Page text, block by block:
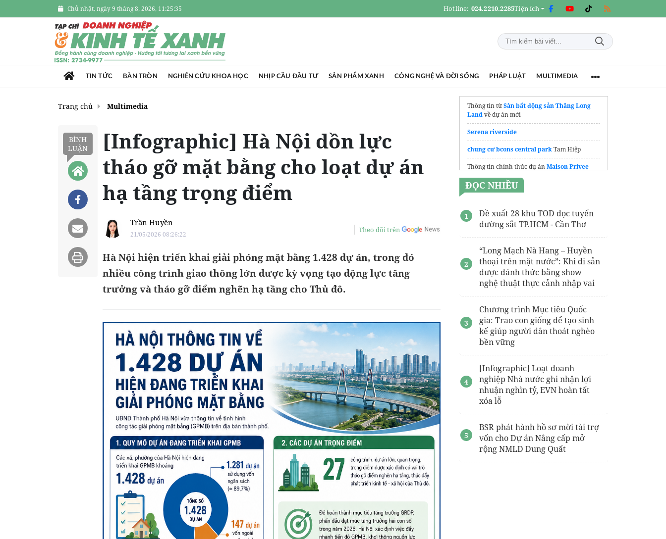
Chủ nhật, ngày 9 tháng 8, 2026, 11:25:37 Hotline: 024.2210.2285Tiện ích
TIN TỨC BÀN TRÒN NGHIÊN CỨU KHOA HỌC NHỊP CẦU ĐẦU TƯ SẢN PHẨM XANH CÔNG NGHỆ VÀ ĐỜI SỐNG PHÁP LUẬT MULTIMEDIA
Trang chủ Multimedia
BÌNH
LUẬN
[Infographic] Hà Nội dồn lực
tháo gỡ mặt bằng cho loạt dự án
hạ tầng trọng điểm
Trần Huyền
21/05/2026 08:26:22
Theo dõi trên
Hà Nội hiện triển khai giải phóng mặt bằng 1.428 dự án, trong đó
nhiều công trình giao thông lớn được kỳ vọng tạo động lực tăng
trưởng và tháo gỡ điểm nghẽn hạ tầng cho Thủ đô.
Thông tin từSàn bất động sản Thăng Long
Landvề dự án mới
Serena riverside
chung cư bcons central parkTam Hiệp
Thông tin chính thức dự ánMaison Privee
Cập nhậtTin tức Maison Privee
xây nhà trọn góikhu đô thị
Giá bánVin Quận 9
Thông tin chi tiết dự án The Megapolis Thủ
Thiêm
gói hút ẩm
Tiến độ thanh toán Iconia Lakeside
Chung cư Khai Sơn
ĐỌC NHIỀU
Đề xuất 28 khu TOD dọc tuyến
đường sắt TP.HCM - Cần Thơ
“Long Mạch Nà Hang – Huyền
thoại trên mặt nước”: Khi di sản
được đánh thức bằng show
nghệ thuật thực cảnh nhập vai
Chương trình Mục tiêu Quốc
gia: Trao con giống để tạo sinh
kế giúp người dân thoát nghèo
bền vững
[Infographic] Loạt doanh
nghiệp Nhà nước ghi nhận lợi
nhuận nghìn tỷ, EVN hoàn tất
xóa lỗ
BSR phát hành hồ sơ mời tài trợ
vốn cho Dự án Nâng cấp mở
rộng NMLD Dung Quất